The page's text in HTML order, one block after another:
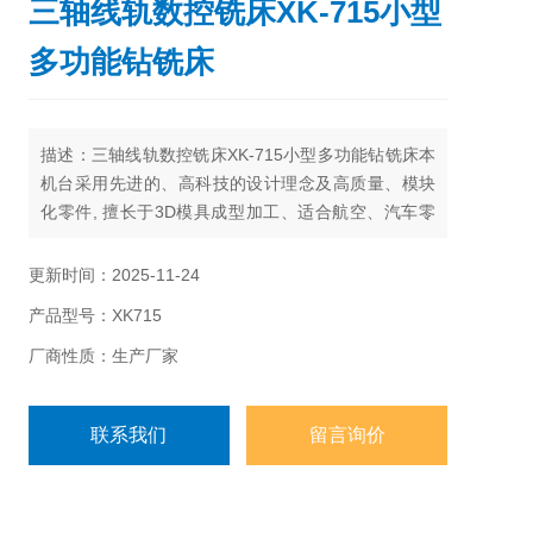
三轴线轨数控铣床XK-715小型
多功能钻铣床
描述：三轴线轨数控铣床XK-715小型多功能钻铣床本
机台采用先进的、高科技的设计理念及高质量、模块
化零件, 擅长于3D模具成型加工、适合航空、汽车零
材、光学仪器等紧密组件之制造加工。
更新时间：2025-11-24
产品型号：XK715
厂商性质：生产厂家
联系我们 留言询价